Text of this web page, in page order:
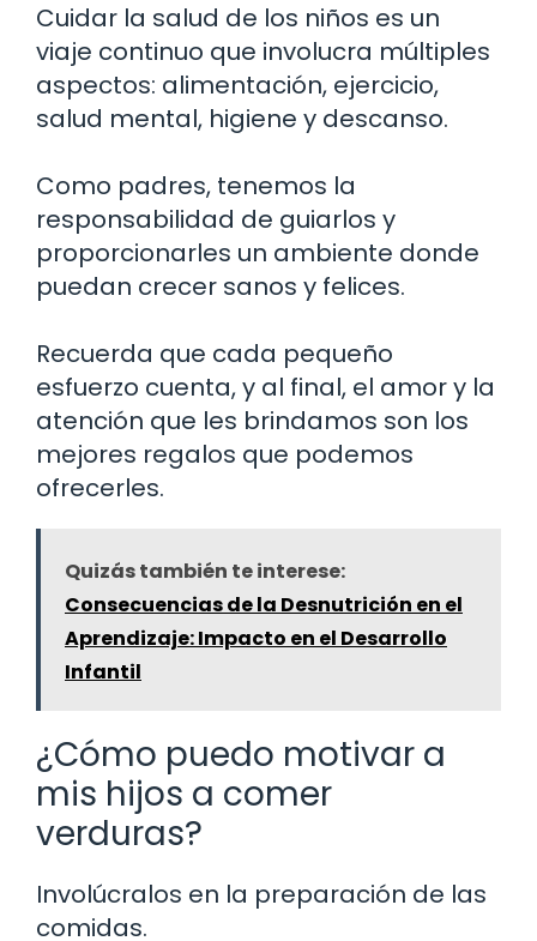
Cuidar la salud de los niños es un
viaje continuo que involucra múltiples
aspectos: alimentación, ejercicio,
salud mental, higiene y descanso.
Como padres, tenemos la
responsabilidad de guiarlos y
proporcionarles un ambiente donde
puedan crecer sanos y felices.
Recuerda que cada pequeño
esfuerzo cuenta, y al final, el amor y la
atención que les brindamos son los
mejores regalos que podemos
ofrecerles.
Quizás también te interese:
Consecuencias de la Desnutrición en el
Aprendizaje: Impacto en el Desarrollo
Infantil
¿Cómo puedo motivar a
mis hijos a comer
verduras?
Involúcralos en la preparación de las
comidas.